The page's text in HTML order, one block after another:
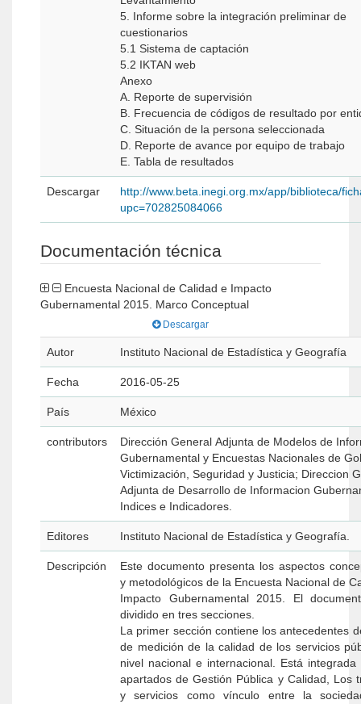
5. Informe sobre la integración preliminar de
cuestionarios
5.1 Sistema de captación
5.2 IKTAN web
Anexo
A. Reporte de supervisión
B. Frecuencia de códigos de resultado por
C. Situación de la persona seleccionada
D. Reporte de avance por equipo de trabajo
E. Tabla de resultados
Descargar
http://www.beta.inegi.org.mx/app/biblioteca/
upc=702825084066
Documentación técnica
Gubernamental 2015. Marco Conceptual
Descargar
Autor Instituto Nacional de Estadística y Geografía
Fecha 2016-05-25
País México
contributors
Dirección General Adjunta de Modelos de
Gubernamental y Encuestas Nacionales de
Victimización, Seguridad y Justicia; Direccion
Adjunta de Desarrollo de Informacion
Indices e Indicadores.
Editores Instituto Nacional de Estadística y Geografía.
Descripción
Este documento presenta los aspectos
y metodológicos de la Encuesta Nacional de
Impacto Gubernamental 2015. El
dividido en tres secciones.
La primer sección contiene los antecedentes
de medición de la calidad de los servicios
nivel nacional e internacional. Está integrada
apartados de Gestión Pública y Calidad, Los
y servicios como vínculo entre la